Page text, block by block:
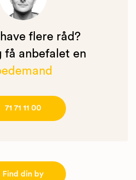
flere råd?
få anbefalet en
71 71 11 00
Find din by